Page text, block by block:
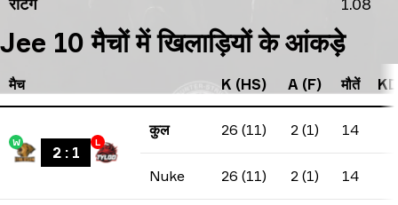
Jee 10 मैचों में खिलाड़ियों के आंकड़े
मैच K (HS) A (F) मौतें
W
2: 1
L
कुल 26 (11) 2 (1) 14
Nuke 26 (11) 2 (1) 14